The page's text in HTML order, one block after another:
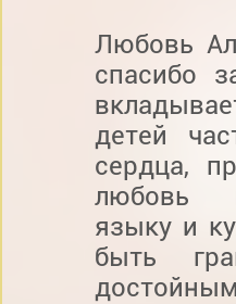
Любовь
спасибо
детей
сердца,
любовь
языку и
быть